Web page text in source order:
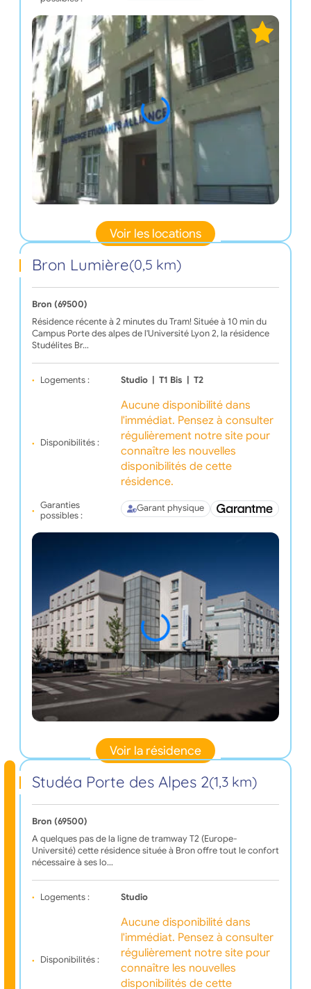
Voir les locations
Bron Lumière(0,5 km)
Bron (69500)
Résidence récente à 2 minutes du Tram! Située à 10 min du
Campus Porte des alpes de l'Université Lyon 2, la résidence
Studélites Br…
Logements : Studio T1 Bis T2
Disponibilités :
Aucune disponibilité dans
l'immédiat. Pensez à consulter
régulièrement notre site pour
connaître les nouvelles
disponibilités de cette
résidence.
Garanties
possibles :
Garant physique
Voir la résidence
Studéa Porte des Alpes 2(1,3 km)
Bron (69500)
A quelques pas de la ligne de tramway T2 (Europe-
Université) cette résidence située à Bron offre tout le confort
nécessaire à ses lo…
Logements : Studio
Disponibilités :
Aucune disponibilité dans
l'immédiat. Pensez à consulter
régulièrement notre site pour
connaître les nouvelles
disponibilités de cette